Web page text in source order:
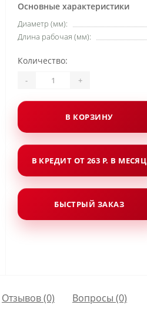
Основные характеристики
Диаметр (мм):
Длина рабочая (мм):
Количество:
- +
В КОРЗИНУ
В КРЕДИТ ОТ 263 Р. В МЕСЯЦ
БЫСТРЫЙ ЗАКАЗ
Отзывов (0) Вопросы (0)